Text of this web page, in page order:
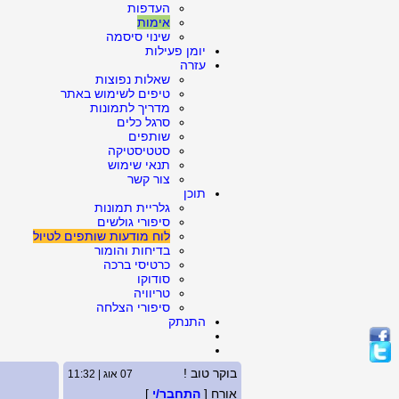
העדפות
אימות
שינוי סיסמה
יומן פעילות
עזרה
שאלות נפוצות
טיפים לשימוש באתר
מדריך לתמונות
סרגל כלים
שותפים
סטטיסטיקה
תנאי שימוש
צור קשר
תוכן
גלריית תמונות
סיפורי גולשים
לוח מודעות שותפים לטיול
בדיחות והומור
כרטיסי ברכה
סודוקו
טריוויה
סיפורי הצלחה
התנתק
בוקר טוב ! 07 אוג | 11:32
אורח [ התחבר/י ]